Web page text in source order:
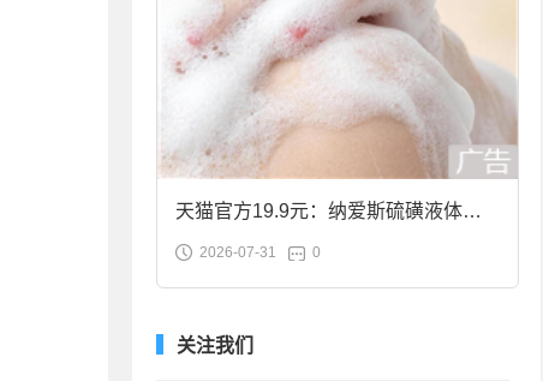
天猫官方19.9元：纳爱斯硫磺液体香
皂2斤大促
2026-07-31 0
关注我们